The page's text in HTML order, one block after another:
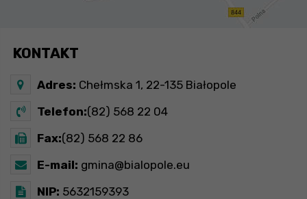
KONTAKT
Adres: Chełmska 1, 22-135 Białopole
Telefon:(82) 568 22 04
Fax:(82) 568 22 86
E-mail: gmina@bialopole.eu
NIP: 5632159393